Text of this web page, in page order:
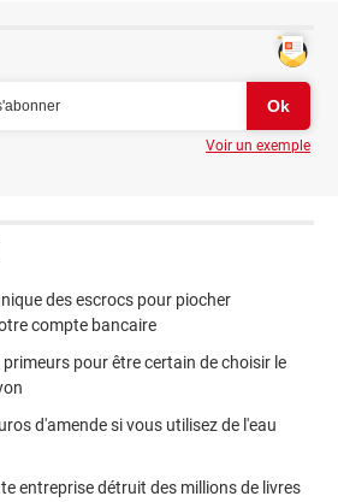
Voir un exemple
des escrocs pour piocher
compte bancaire
pour être certain de choisir le
d'amende si vous utilisez de l'eau
entreprise détruit des millions de livres